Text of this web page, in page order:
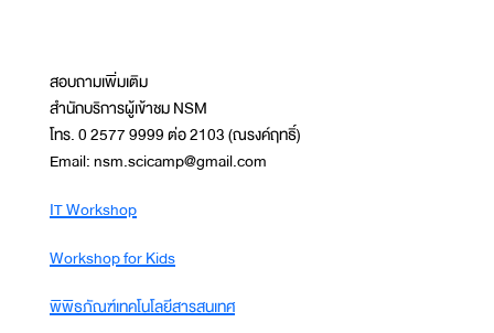
สอบถามเพิ่มเติม
สำนักบริการผู้เข้าชม NSM
โทร. 0 2577 9999 ต่อ 2103 (ณรงค์ฤทธิ์)
Email: nsm.scicamp@gmail.com
IT Workshop
Workshop for Kids
พิพิธภัณฑ์เทคโนโลยีสารสนเทศ